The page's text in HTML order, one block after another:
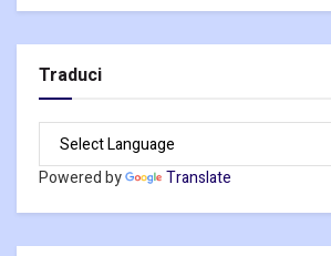
Traduci
Powered by Translate